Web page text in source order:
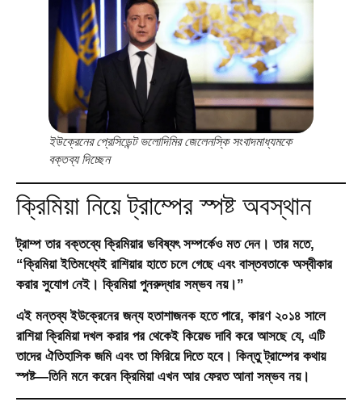
ইউক্রেনের প্রেসিডেন্ট ভলোদিমির জেলেনস্কি সংবাদমাধ্যমকে
বক্তব্য দিচ্ছেন
ক্রিমিয়া নিয়ে ট্রাম্পের স্পষ্ট অবস্থান
ট্রাম্প তার বক্তব্যে ক্রিমিয়ার ভবিষ্যৎসম্পর্কেও মত দেন। তার মতে,
“ক্রিমিয়া ইতিমধ্যেই রাশিয়ার হাতে চলে গেছে এবং বাস্তবতাকে অস্বীকার
করার সুযোগ নেই। ক্রিমিয়া পুনরুদ্ধার সম্ভব নয়।”
এই মন্তব্য ইউক্রেনের জন্য হতাশাজনক হতে পারে, কারণ ২০১৪ সালে
রাশিয়া ক্রিমিয়া দখল করার পর থেকেই কিয়েভ দাবি করে আসছে যে, এটি
তাদের ঐতিহাসিক জমি এবং তা ফিরিয়ে দিতে হবে। কিন্তু ট্রাম্পের কথায়
স্পষ্ট—তিনি মনে করেন ক্রিমিয়া এখন আর ফেরত আনা সম্ভব নয়।